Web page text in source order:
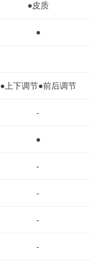
●皮质
●
●上下调节●前后调节
-
●
-
-
-
-